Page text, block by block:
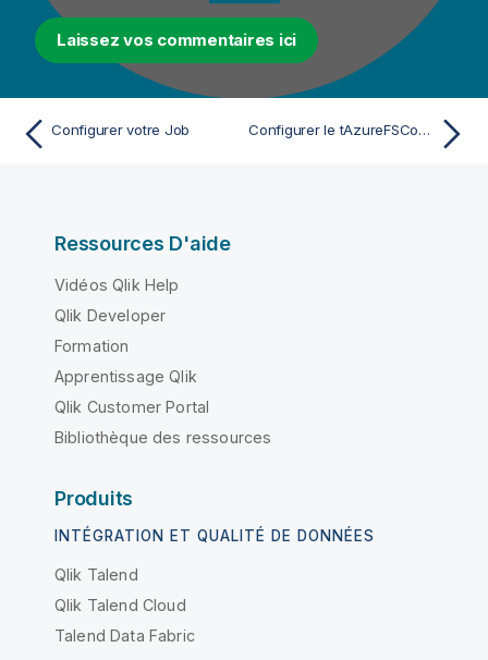
Laissez vos commentaires ici
Configurer votre Job Configurer le tAzureFSConfiguration
Ressources D'aide
Vidéos Qlik Help
Qlik Developer
Formation
Apprentissage Qlik
Qlik Customer Portal
Bibliothèque des ressources
Produits
INTÉGRATION ET QUALITÉ DE DONNÉES
Qlik Talend
Qlik Talend Cloud
Talend Data Fabric